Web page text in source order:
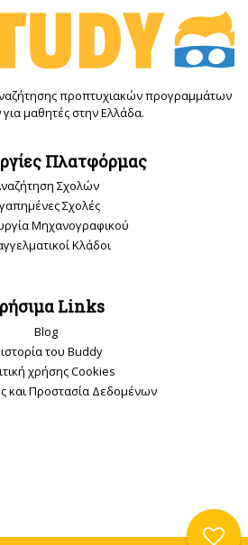
προπτυχιακών προγραμμάτων
μαθητές στην Ελλάδα.
Πλατφόρμας
Σχολών
Σχολές
Μηχανογραφικού
Κλάδοι
Links
Blog
του Buddy
χρήσης Cookies
και Προστασία Δεδομένων